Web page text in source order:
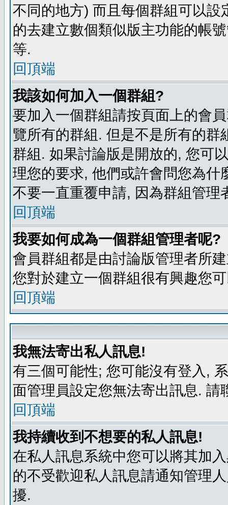
不同的地方) 而且每個群組可以
的去建立數個類似版主功能的帳
等.
回頂端
我該如何加入一個群組?
要加入一個群組請按頁面上的會
覽所有的群組. 但是不是所有的
群組. 如果討論版是開放的, 您可
理您的要求, 他們或許會問您為
不要一直重覆申請, 因為群組管理
回頂端
我要如何成為一個群組管理者呢?
會員群組都是由討論版管理者所
您對於建立一個群組很有興趣您
回頂端
我無法寄出私人訊息!
有三個可能性; 您可能沒有登入,
面管理員設定您無法寄出訊息. 請
回頂端
我持續收到不想要的私人訊息!
在私人訊息系統中您可以將其加
的不受歡迎私人訊息請通知管理
擾.